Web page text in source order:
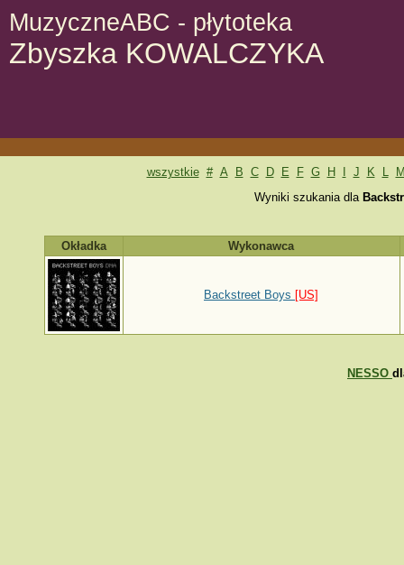
MuzyczneABC - płytoteka
Zbyszka KOWALCZYKA
wszystkie # A B C D E F G H J K L
Wyniki szukania dla
Okładka Wykonawca
Backstreet Boys [US]
NESSO